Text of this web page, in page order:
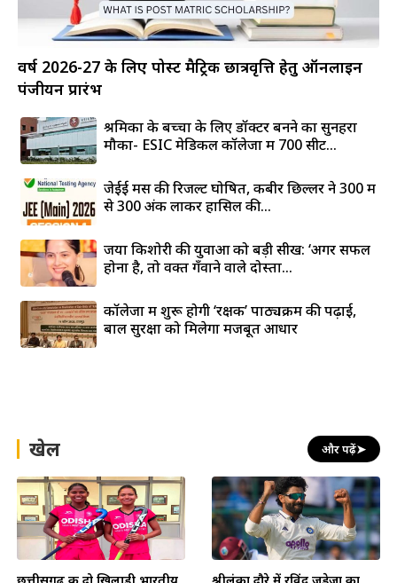
वर्ष 2026-27 के लिए पोस्ट मैट्रिक छात्रवृत्ति हेतु ऑनलाइन
पंजीयन प्रारंभ
श्रमिकों के बच्चों के लिए डॉक्टर बनने का सुनहरा
मौका- ESIC मेडिकल कॉलेजों में 700 सीटें...
जेईई मेंस की रिजल्ट घोषित, कबीर छिल्लर ने 300 में
से 300 अंक लाकर हासिल की...
जया किशोरी की युवाओं को बड़ी सीख: ‘अगर सफल
होना है, तो वक्त गँवाने वाले दोस्तों...
कॉलेजों में शुरू होगी ‘रक्षक’ पाठ्यक्रम की पढ़ाई,
बाल सुरक्षा को मिलेगा मजबूत आधार
खेल और पढ़ें➤